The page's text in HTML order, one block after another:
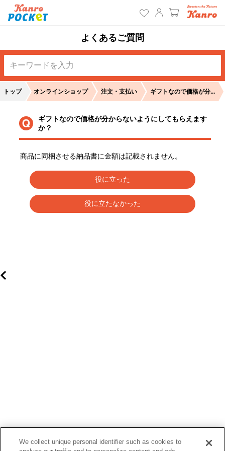
よくあるご質問
トップ オンラインショップ 注文・支払い ギフトなので価格が分...
ギフトなので価格が分からないようにしてもらえます
か？
商品に同梱させる納品書に金額は記載されません。
役に立った
役に立たなかった
We collect unique personal identifier such as cookies to